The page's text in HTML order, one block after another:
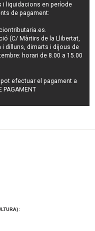
i liquidacions en període
de pagament:
(C/ Màrtirs de la Llibertat,
i dilluns, dimarts i dijous de
horari de 8.00 a 15.00
efectuar el pagament a
PAGAMENT